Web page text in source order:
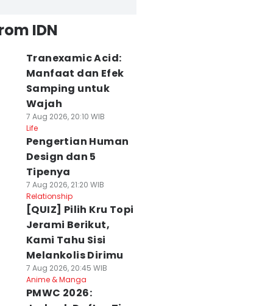
IDN
Tranexamic Acid:
Manfaat dan Efek
Samping untuk
Wajah
7 Aug 2026, 20:10 WIB
Life
Pengertian Human
Design dan 5
Tipenya
7 Aug 2026, 21:20 WIB
Relationship
[QUIZ] Pilih Kru Topi
Jerami Berikut,
Kami Tahu Sisi
Melankolis Dirimu
7 Aug 2026, 20:45 WIB
Anime & Manga
PMWC 2026: